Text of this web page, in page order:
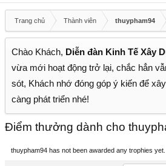
Trang chủ Thành viên thuypham94
Chào Khách, Diễn đàn Kinh Tế Xây
vừa mới hoạt động trở lại, chắc hẳn
sót, Khách nhớ đóng góp ý kiến để
càng phát triển nhé!
Điểm thưởng dành cho
thuypham94 has not been awarded any trophies yet.